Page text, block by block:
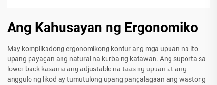
Ang Kahusayan ng Ergonomiko
May komplikadong ergonomikong kontur ang mga upuan na ito
upang payagan ang natural na kurba ng katawan. Ang suporta sa
lower back kasama ang adjustable na taas ng upuan at ang
anggulo ng likod ay tumutulong upang pangalagaan ang wastong